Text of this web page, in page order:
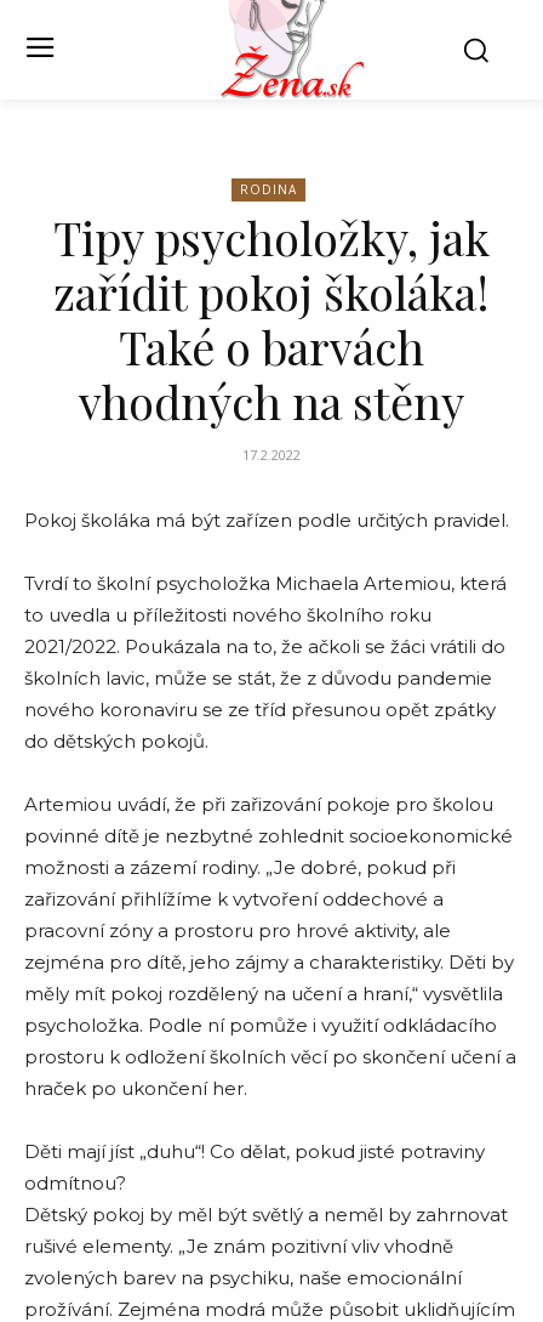
RODINA
Tipy psycholožky, jak
zařídit pokoj školáka!
Také o barvách
vhodných na stěny
17.2.2022
Pokoj školáka má být zařízen podle určitých pravidel.
Tvrdí to školní psycholožka Michaela Artemiou, která
to uvedla u příležitosti nového školního roku
2021/2022. Poukázala na to, že ačkoli se žáci vrátili do
školních lavic, může se stát, že z důvodu pandemie
nového koronaviru se ze tříd přesunou opět zpátky
do dětských pokojů.
Artemiou uvádí, že při zařizování pokoje pro školou
povinné dítě je nezbytné zohlednit socioekonomické
možnosti a zázemí rodiny. „Je dobré, pokud při
zařizování přihlížíme k vytvoření oddechové a
pracovní zóny a prostoru pro hrové aktivity, ale
zejména pro dítě, jeho zájmy a charakteristiky. Děti by
měly mít pokoj rozdělený na učení a hraní,“ vysvětlila
psycholožka. Podle ní pomůže i využití odkládacího
prostoru k odložení školních věcí po skončení učení a
hraček po ukončení her.
Děti mají jíst „duhu“! Co dělat, pokud jisté potraviny
odmítnou?
Dětský pokoj by měl být světlý a neměl by zahrnovat
rušivé elementy. „Je znám pozitivní vliv vhodně
zvolených barev na psychiku, naše emocionální
prožívání. Zejména modrá může působit uklidňujícím